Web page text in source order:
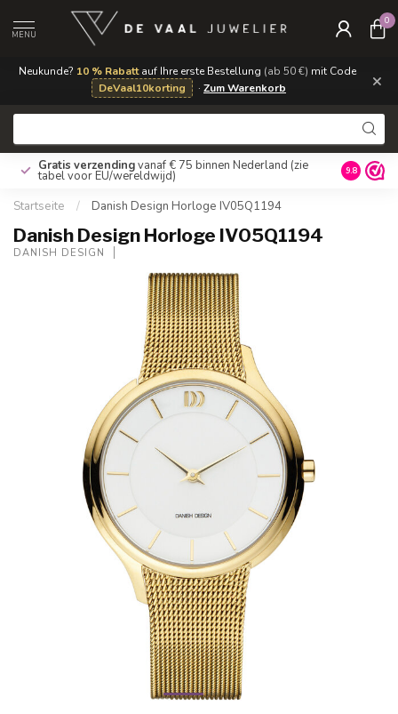
Neukunde? 10 % Rabattauf Ihre erste Bestellung (ab 50 €) mit Code
DeVaal10korting
· Zum Warenkorb ×
MENU
0
Gratis verzendingvanaf € 75 binnen Nederland (zie
tabel voor EU/wereldwijd) 9.8
Startseite / Danish Design Horloge IV05Q1194
Danish Design Horloge IV05Q1194
DANISH DESIGN